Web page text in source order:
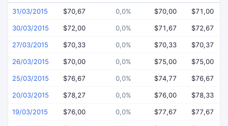
31/03/2015 $70,67 0,0% $70,00 $71,00
30/03/2015 $72,00 0,0% $71,67 $72,67
27/03/2015 $70,33 0,0% $70,33 $70,37
26/03/2015 $70,00 0,0% $75,00 $75,00
25/03/2015 $76,67 0,0% $74,77 $76,67
20/03/2015 $78,27 0,0% $76,00 $78,33
19/03/2015 $76,00 0,0% $77,67 $77,67